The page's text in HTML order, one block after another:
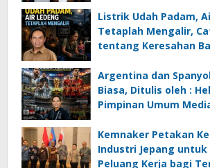
Listrik Udah Padam,
Tetaplah Mengalir,
tentang Keresahan
Ancaman Lingkungan,
Rifai, SH
Argentina dan
Biasa, Ditulis oleh :
Pimpinan Umum
Kemnaker Petakan
Industri Jepang untuk
Peluang Kerja bagi